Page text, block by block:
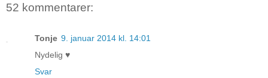
52 kommentarer:
Tonje 9. januar 2014 kl. 14:01
Nydelig ♥
Svar